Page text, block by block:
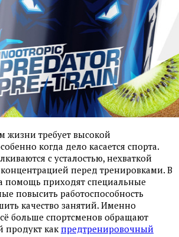
требует высокой
когда дело касается спорта.
с усталостью, нехваткой
перед тренировками. В
помощь приходят специальные
повысить работоспособность
качество занятий. Именно
больше спортсменов обращают
продукт как предтренировочный